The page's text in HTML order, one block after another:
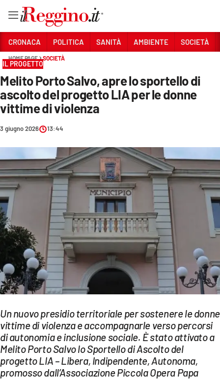
Sezioni
CRONACA
POLITICA
SANITÀ
AMBIENTE
SOCIETÀ
CULTURA
ECONOMIA E LAVORO
EVENTI
SPORT
Streaming
LAC NETWORK
LAC ONAIR
LaC
Network
CRONACA POLITICA SANITÀ AMBIENTE SOCIETÀ
HOME PAGE SOCIETÀ
IL PROGETTO
Melito Porto Salvo, apre lo sportello di
ascolto del progetto LIA per le donne
vittime di violenza
3 giugno 2026 13:44
Un nuovo presidio territoriale per sostenere le donne
vittime di violenza e accompagnarle verso percorsi
di autonomia e inclusione sociale. È stato attivato a
Melito Porto Salvo lo Sportello di Ascolto del
progetto LIA – Libera, Indipendente, Autonoma,
promosso dall’Associazione Piccola Opera Papa